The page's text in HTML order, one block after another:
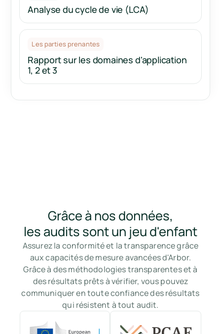
Analyse du cycle de vie (LCA)
Les parties prenantes
Rapport sur les domaines d'application
1, 2 et 3
Grâce à nos données,
les audits sont un jeu d'enfant
Assurez la conformité et la transparence grâce
aux capacités de mesure avancées d'Arbor.
Grâce à des méthodologies transparentes et à
des résultats prêts à vérifier, vous pouvez
communiquer en toute confiance des résultats
qui résistent à tout audit.